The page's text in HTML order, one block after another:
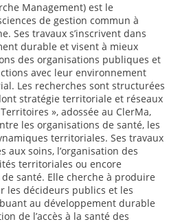
Management) est le
de gestion commun à
Ses travaux s’inscrivent dans
durable et visent à mieux
des organisations publiques et
avec leur environnement
Les recherches sont structurées
stratégie territoriale et réseaux
», adossée au ClerMa,
les organisations de santé, les
territoriales. Ses travaux
aux soins, l’organisation des
territoriales ou encore
santé. Elle cherche à produire
les décideurs publics et les
au développement durable
de l’accès à la santé des